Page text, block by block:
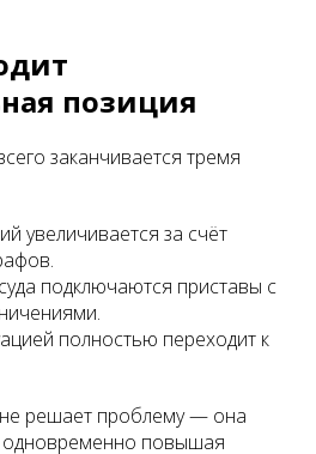
позиция
заканчивается тремя
увеличивается за счёт
подключаются приставы с
полностью переходит к
не решает проблему — она
одновременно повышая